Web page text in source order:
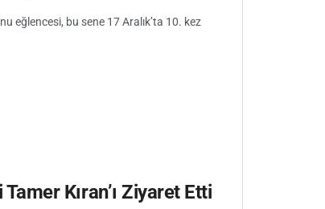
eğlencesi, bu sene 17 Aralık’ta 10. kez
Kıran’ı Ziyaret Etti